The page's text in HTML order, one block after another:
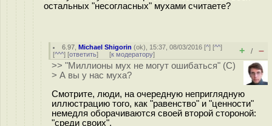
остальных "несогласных" мухами считаете?
6.97 ,Michael Shigorin (ok), 15:37, 08/03/2016 [^] [^^]
[^^^] [ответить] [к модератору] + / –
>> "Миллионы мух не могут ошибаться" (С)
> А вы у нас муха?
Смотрите, люди, на очередную неприглядную
иллюстрацию того, как "равенство" и "ценности"
немедля оборачиваются своей второй стороной:
"среди своих".